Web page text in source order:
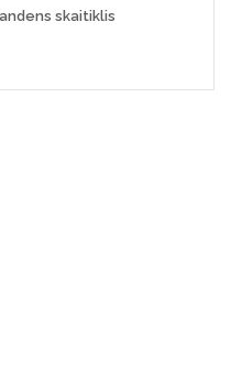
skaitiklis